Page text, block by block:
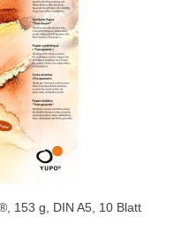
153 g, DIN A5, 10 Blatt